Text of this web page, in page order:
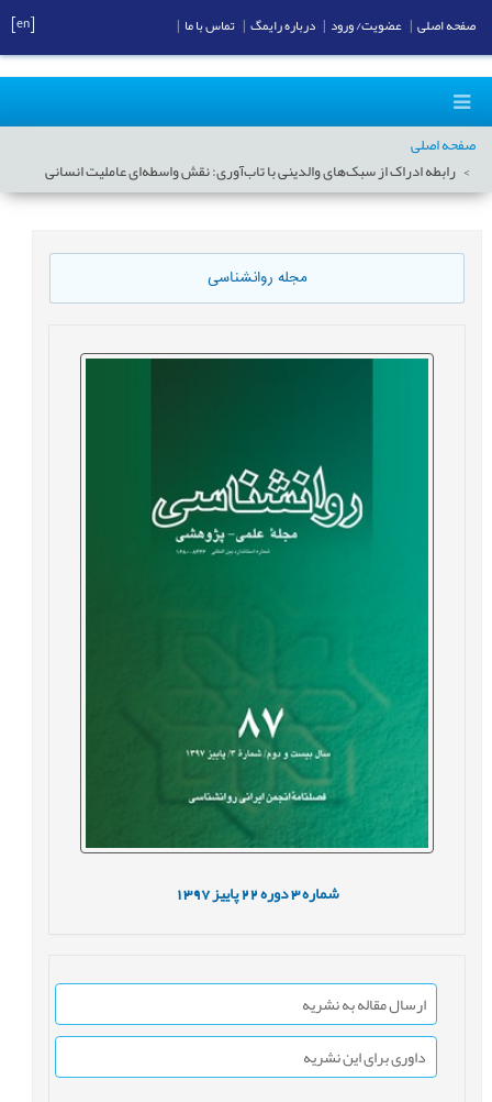
صفحه اصلی
رابطه ادراک از سبک‌های والدینی با تاب‌آوری: نقش واسطه‌ای عاملیت انسانی
مجله روانشناسی
شماره3 دوره22 پاییز1397
ارسال مقاله به نشریه
داوری برای این نشریه
صفحه اصلی عضویت/ ورود درباره رایمگ تماس با ما